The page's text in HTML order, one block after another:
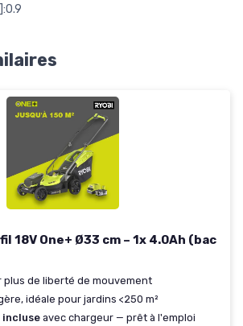
18V One+ Ø33 cm – 1x 4.0Ah (bac
plus de liberté de mouvement
idéale pour jardins <250 m²
avec chargeur — prêt à l'emploi